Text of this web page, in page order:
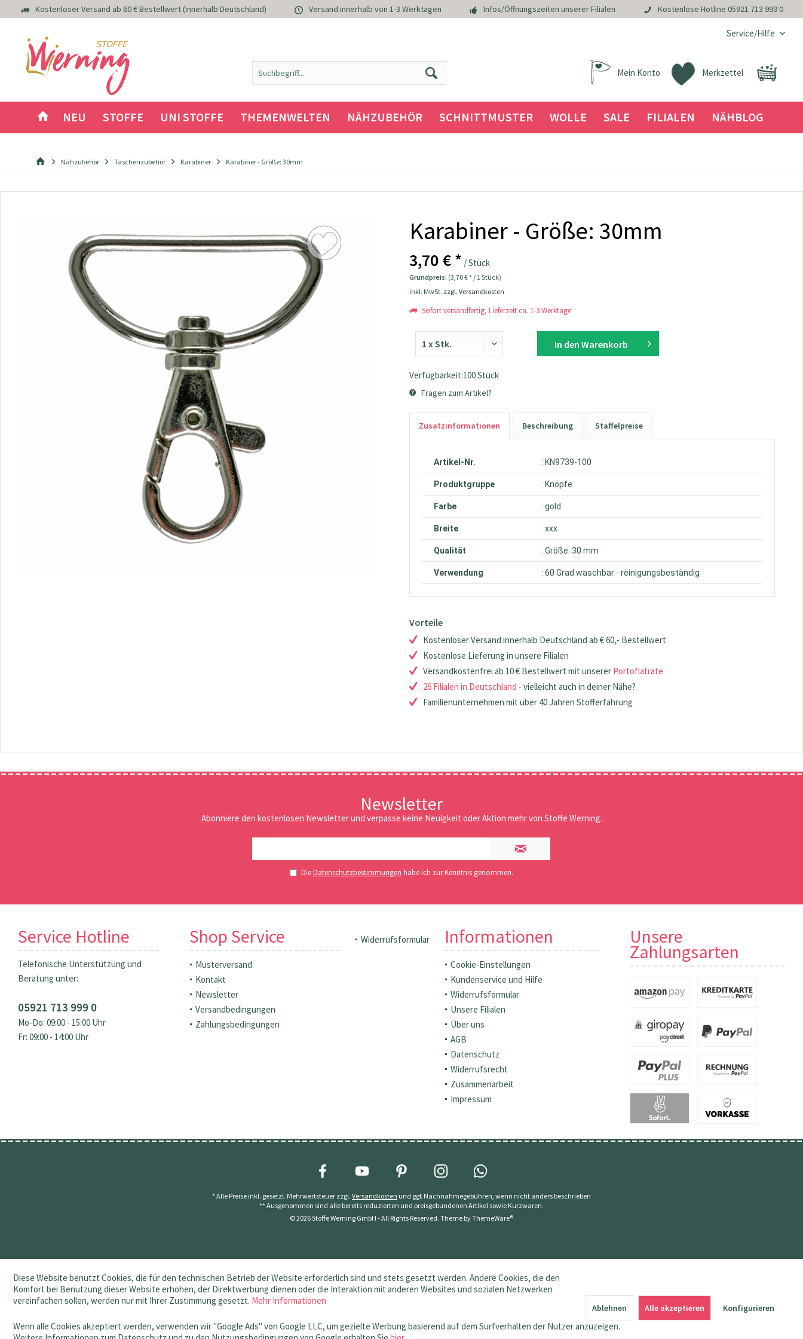
Kostenloser Versand ab 60 € Bestellwert (innerhalb Deutschland) Versand innerhalb von 1-3 Werktagen Infos/Öffnungszeiten unserer Filialen Kostenlose Hotline 05921 713 999 0
Service/Hilfe
Merkzettel
Mein Konto
NEU STOFFE UNI STOFFE THEMENWELTEN NÄHZUBEHÖR SCHNITTMUSTER WOLLE SALE FILIALEN NÄHBLOG
Nähzubehör Taschenzubehör Karabiner Karabiner - Größe: 30mm
Karabiner - Größe: 30mm
3,70 € * / Stück
Grundpreis: (3,70 € * / 1 Stück)
inkl. MwSt. zzgl. Versandkosten
Sofort versandfertig, Lieferzeit ca. 1-3 Werktage
In den Warenkorb
Verfügbarkeit:100 Stück
Fragen zum Artikel?
Zusatzinformationen Beschreibung Staffelpreise
Artikel-Nr. : KN9739-100
Produktgruppe : Knöpfe
Farbe : gold
Breite : xxx
Qualität : Größe: 30 mm
Verwendung : 60 Grad waschbar - reinigungsbeständig
Vorteile
Kostenloser Versand innerhalb Deutschland ab € 60,- Bestellwert
Kostenlose Lieferung in unsere Filialen
Versandkostenfrei ab 10 € Bestellwert mit unserer Portoflatrate
26 Filialen in Deutschland - vielleicht auch in deiner Nähe?
Familienunternehmen mit über 40 Jahren Stofferfahrung
Newsletter
Abonniere den kostenlosen Newsletter und verpasse keine Neuigkeit oder Aktion mehr von Stoffe Werning.
DieDatenschutzbestimmungen habe ich zur Kenntnis genommen.
Service Hotline
Telefonische Unterstützung und
Beratung unter:
05921 713 999 0
Mo-Do: 09:00 - 15:00 Uhr
Fr: 09:00 - 14:00 Uhr
Shop Service
Musterversand
Kontakt
Newsletter
Versandbedingungen
Zahlungsbedingungen
Widerrufsformular Informationen
Cookie-Einstellungen
Kundenservice und Hilfe
Widerrufsformular
Unsere Filialen
Über uns
AGB
Datenschutz
Widerrufsrecht
Zusammenarbeit
Impressum
Unsere
Zahlungsarten
* Alle Preise inkl. gesetzl. Mehrwertsteuer zzgl. Versandkosten und ggf. Nachnahmegebühren, wenn nicht anders beschrieben
** Ausgenommen sind alle bereits reduzierten und preisgebundenen Artikel sowie Kurzwaren.
© 2026 Stoffe Werning GmbH - All Rights Reserved. Theme byThemeWare®
Diese Website benutzt Cookies, die für den technischen Betrieb der Website erforderlich sind und stets gesetzt werden. Andere Cookies, die den
Komfort bei Benutzung dieser Website erhöhen, der Direktwerbung dienen oder die Interaktion mit anderen Websites und sozialen Netzwerken
vereinfachen sollen, werden nur mit Ihrer Zustimmung gesetzt. Mehr Informationen
Wenn alle Cookies akzeptiert werden, verwenden wir "Google Ads" von Google LLC, um gezielte Werbung basierend auf dem Surfverhalten der Nutzer anzuzeigen.
Ablehnen Alle akzeptieren Konfigurieren